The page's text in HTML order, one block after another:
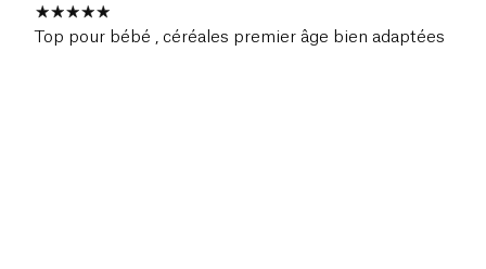
Top pour bébé , céréales premier âge bien adaptées